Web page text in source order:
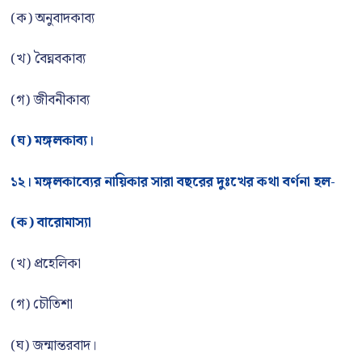
(ক) অনুবাদকাব্য
(খ) বৈঘ্নবকাব্য
(গ) জীবনীকাব্য
(ঘ) মঙ্গলকাব্য।
১২। মঙ্গলকাব্যের নায়িকার সারা বছরের দুঃখের কথা বর্ণনা হল-
(ক) বারোমাস্যা
(খ) প্রহেলিকা
(গ) চৌতিশা
(ঘ) জন্মান্তরবাদ।